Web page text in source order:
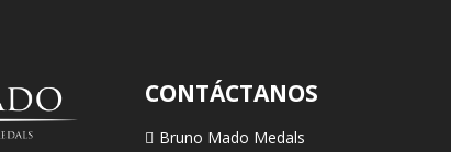
CONTÁCTANOS
Bruno Mado Medals